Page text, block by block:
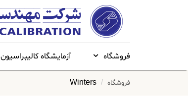
فروشگاه آزمایشگاه کالیبراسیون
فروشگاه Winters